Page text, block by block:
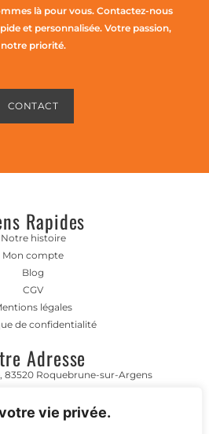
vie privée.
là pour vous. Contactez-nous
et personnalisée. Votre passion,
notre priorité.
CONTACT
Rapides
Notre histoire
Mon compte
Blog
CGV
légales
de confidentialité
Adresse
83520 Roquebrune-sur-Argens
D'ouverture